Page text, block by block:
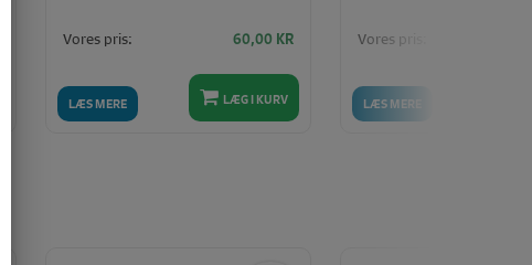
LÆS MERE
Vores pris: 60,00 KR
LÆG I KURV LÆS MERE
Vores pris: